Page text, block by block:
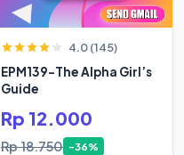
4.0 (145)
EPM139-The Alpha Girl’s
Guide
Rp 12.000
Rp 18.750 -36%